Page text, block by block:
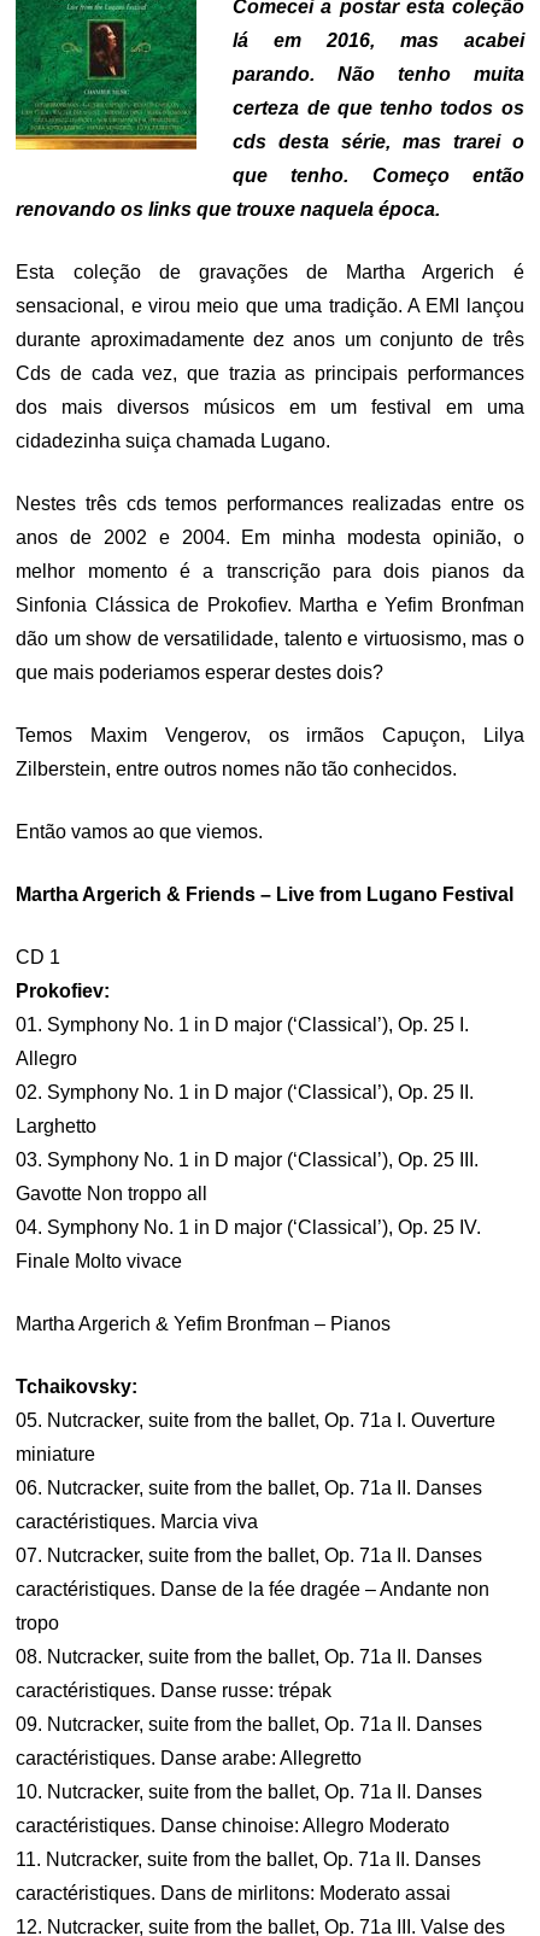
Comecei a postar esta coleção
lá em 2016, mas acabei
parando. Não tenho muita
certeza de que tenho todos os
cds desta série, mas trarei o
que tenho. Começo então
renovando os links que trouxe naquela época.
Esta coleção de gravações de Martha Argerich é
sensacional, e virou meio que uma tradição. A EMI lançou
durante aproximadamente dez anos um conjunto de três
Cds de cada vez, que trazia as principais performances
dos mais diversos músicos em um festival em uma
cidadezinha suiça chamada Lugano.
Nestes três cds temos performances realizadas entre os
anos de 2002 e 2004. Em minha modesta opinião, o
melhor momento é a transcrição para dois pianos da
Sinfonia Clássica de Prokofiev. Martha e Yefim Bronfman
dão um show de versatilidade, talento e virtuosismo, mas o
que mais poderiamos esperar destes dois?
Temos Maxim Vengerov, os irmãos Capuçon, Lilya
Zilberstein, entre outros nomes não tão conhecidos.
Então vamos ao que viemos.
Martha Argerich & Friends – Live from Lugano Festival
CD 1
Prokofiev:
01. Symphony No. 1 in D major (‘Classical’), Op. 25 I.
Allegro
02. Symphony No. 1 in D major (‘Classical’), Op. 25 II.
Larghetto
03. Symphony No. 1 in D major (‘Classical’), Op. 25 III.
Gavotte Non troppo all
04. Symphony No. 1 in D major (‘Classical’), Op. 25 IV.
Finale Molto vivace
Martha Argerich & Yefim Bronfman – Pianos
Tchaikovsky:
05. Nutcracker, suite from the ballet, Op. 71a I. Ouverture
miniature
06. Nutcracker, suite from the ballet, Op. 71a II. Danses
caractéristiques. Marcia viva
07. Nutcracker, suite from the ballet, Op. 71a II. Danses
caractéristiques. Danse de la fée dragée – Andante non
tropo
08. Nutcracker, suite from the ballet, Op. 71a II. Danses
caractéristiques. Danse russe: trépak
09. Nutcracker, suite from the ballet, Op. 71a II. Danses
caractéristiques. Danse arabe: Allegretto
10. Nutcracker, suite from the ballet, Op. 71a II. Danses
caractéristiques. Danse chinoise: Allegro Moderato
11. Nutcracker, suite from the ballet, Op. 71a II. Danses
caractéristiques. Dans de mirlitons: Moderato assai
12. Nutcracker, suite from the ballet, Op. 71a III. Valse des